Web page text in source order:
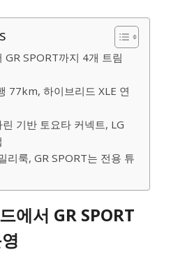
GR SPORT까지 4개 트림
77km, 하이브리드 XLE 연
기반 토요타 커넥트, LG
리룩, GR SPORT는 전용 튜
에서 GR SPORT